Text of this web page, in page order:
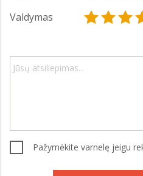
Valdymas
Pažymėkite varnelę jeigu